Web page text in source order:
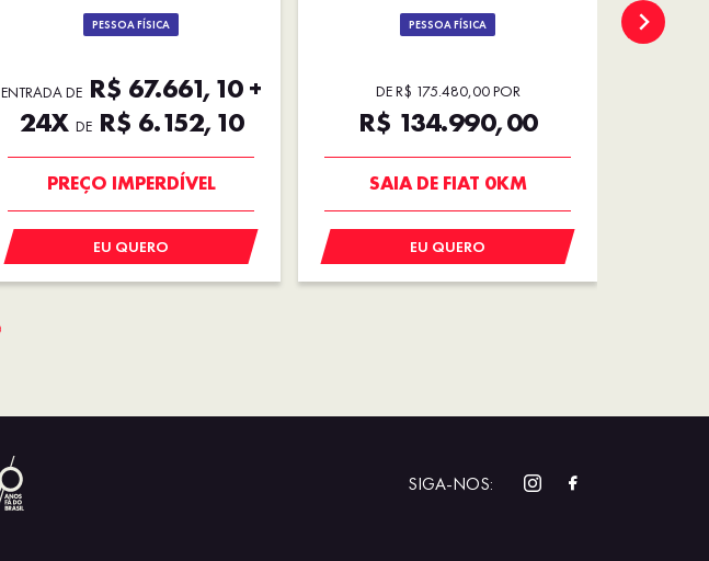
PESSOA FÍSICA
ENTRADA DER$ 67.661,10 +
24X DER$ 6.152,10
PREÇO IMPERDÍVEL
OPORTUNIDADE
EU QUERO
PESSOA FÍSICA
DE R$ 175.480,00 POR
R$ 134.990,00
SAIA DE FIAT 0KM
TAXA 0,99%
EU QUERO
SIGA-NOS: